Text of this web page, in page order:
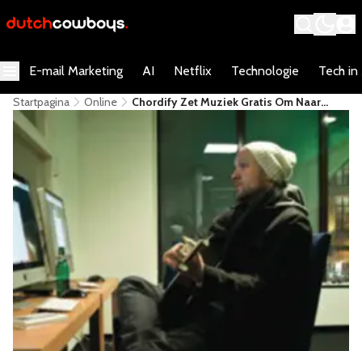
E-mail Marketing AI Netflix Technologie Tech in
Startpagina Online
Chordify Zet Muziek Gratis Om Naar